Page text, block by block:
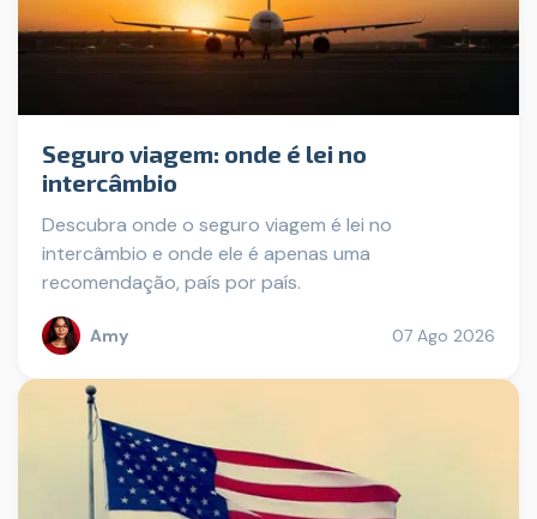
Seguro viagem: onde é lei no
intercâmbio
Descubra onde o seguro viagem é lei no
intercâmbio e onde ele é apenas uma
recomendação, país por país.
Amy 07 Ago 2026